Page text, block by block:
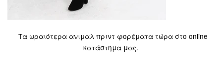
Τα ωραιότερα ανιμαλ πριντ φορέματα τώρα στο online
κατάστημα μας.